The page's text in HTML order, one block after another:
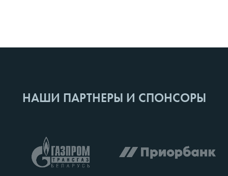
НАШИ ПАРТНЕРЫ И СПОНСОРЫ